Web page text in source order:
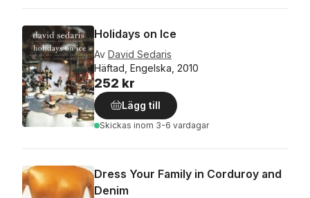
Holidays on Ice
Av David Sedaris
Häftad, Engelska, 2010
252 kr
Lägg till
Skickas inom 3-6 vardagar
Dress Your Family in Corduroy and
Denim